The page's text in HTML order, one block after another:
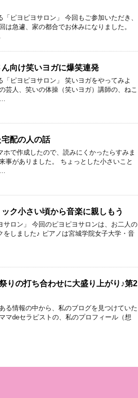
ピヨピヨサロン」 今回もご参加いただき、
急遽、家の都合でお休みになりました。
向け笑いヨガに爆笑連発
ピヨピヨサロン」 笑いヨガをやってみよ
芸人、笑いの体操（笑いヨガ）講師の、ねこ
…
配の人の話
ホで作成したので、読みにくかったらすみま
事がありました。 ちょっとした小さいこと
…
ク小さい頃から音楽に親しもう
ロン」 今回のピヨピヨサロンは、お二人の
しました♪ ピアノは宮城学院女子大学・音
りの打ち合わせに大盛り上がり♪第2
情報の中から、私のブログを見つけていた
マdeセラピストの、私のプロフィール（想